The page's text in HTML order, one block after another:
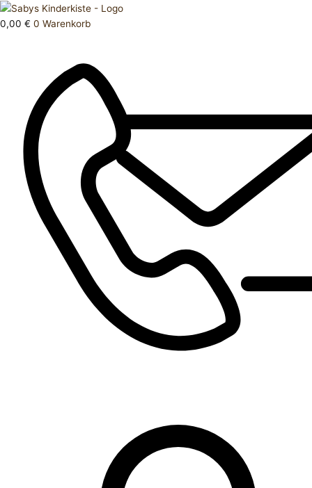
Zum
Inhalt
0,00 € 0 Warenkorb
Products
search
Oberteil
146